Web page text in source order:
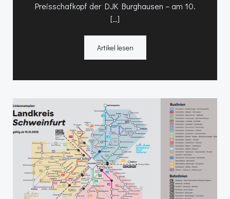
Preisschafkopf der DJK Burghausen – am 10.
[…]
Artikel lesen